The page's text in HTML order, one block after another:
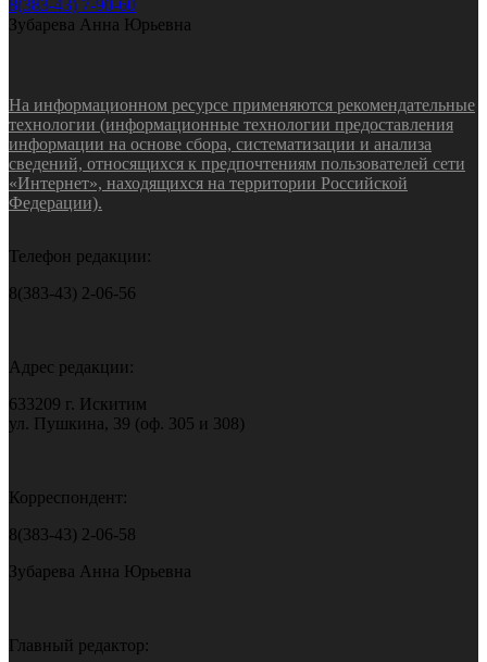
8(383-43) 7-90-60
Зубарева Анна Юрьевна
На информационном ресурсе применяются рекомендательные
технологии (информационные технологии предоставления
информации на основе сбора, систематизации и анализа
сведений, относящихся к предпочтениям пользователей сети
«Интернет», находящихся на территории Российской
Федерации).
Телефон редакции:
8(383-43) 2-06-56
Адрес редакции:
633209 г. Искитим
ул. Пушкина, 39 (оф. 305 и 308)
Корреспондент:
8(383-43) 2-06-58
Зубарева Анна Юрьевна
Главный редактор: